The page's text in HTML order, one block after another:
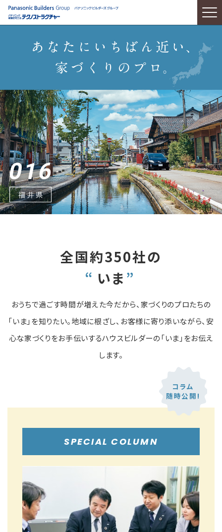
全国約350社の
いま
おうちで過ごす時間が増えた今だから、家づくりのプロたちの
「いま」を知りたい。地域に根ざし、お客様に寄り添いながら、安
心な家づくりをお手伝いするハウスビルダーの「いま」をお伝え
します。
コラム
随時公開!
SPECIAL COLUMN